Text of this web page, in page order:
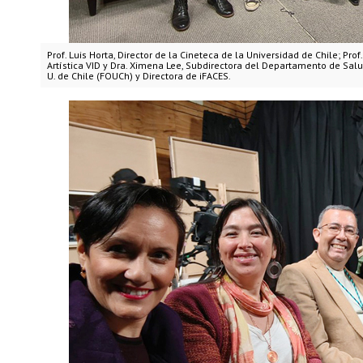
Prof. Luis Horta, Director de la Cineteca de la Universidad de Chile;
Artística VID y Dra. Ximena Lee, Subdirectora del Departamento de
U. de Chile (FOUCh) y Directora de iFACES.